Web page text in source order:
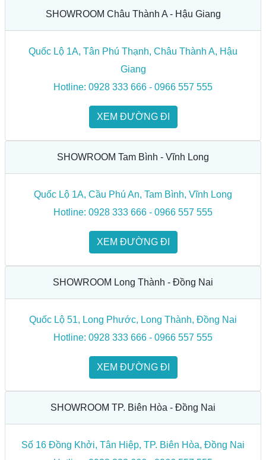
SHOWROOM Châu Thành A - Hậu Giang
Quốc Lộ 1A, Tân Phú Thạnh, Châu Thành A, Hậu
Giang
Hotline: 0928 333 666 - 0966 557 555
XEM ĐƯỜNG ĐI
SHOWROOM Tam Bình - Vĩnh Long
Quốc Lộ 1A, Cầu Phú An, Tam Bình, Vĩnh Long
Hotline: 0928 333 666 - 0966 557 555
XEM ĐƯỜNG ĐI
SHOWROOM Long Thành - Đồng Nai
Quốc Lộ 51, Long Phước, Long Thành, Đồng Nai
Hotline: 0928 333 666 - 0966 557 555
XEM ĐƯỜNG ĐI
SHOWROOM TP. Biên Hòa - Đồng Nai
Số 16 Đồng Khởi, Tân Hiệp, TP. Biên Hòa, Đồng Nai